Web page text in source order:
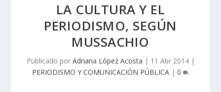
LA CULTURA Y EL
PERIODISMO, SEGÚN
MUSSACHIO
Publicado por Adriana López Acosta | 11 Abr 2014|
PERIODISMO Y COMUNICACIÓN PÚBLICA | 0